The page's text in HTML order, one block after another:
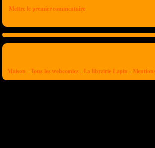
Mettre le premier commentaire
Maison -Tous les webcomics - La librairie Lapin -